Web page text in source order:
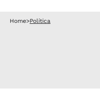
Home>Política